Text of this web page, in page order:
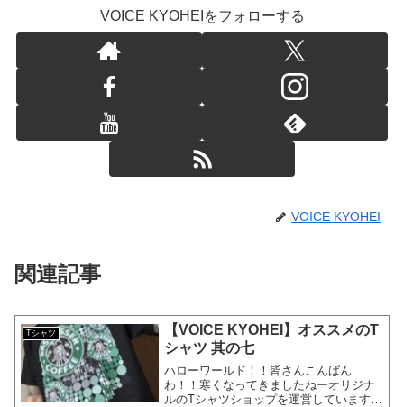
VOICE KYOHEIをフォローする
VOICE KYOHEI
関連記事
Tシャツ
【VOICE KYOHEI】オススメのT
シャツ 其の七
ハローワールド！！皆さんこんばん
わ！！寒くなってきましたねーオリジナ
ルのTシャツショップを運営しています元